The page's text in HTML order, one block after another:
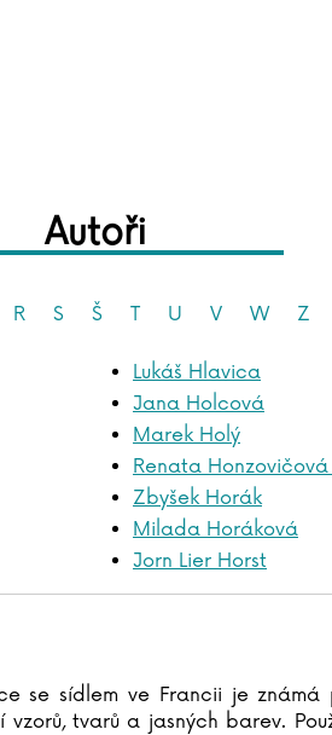
Autoři
R S Š T U V W Z
Lukáš Hlavica
Jana Holcová
Marek Holý
Renata
Zbyšek Horák
Milada Horáková
Jorn Lier Horst
se sídlem ve Francii je
vzorů, tvarů a jasných barev.